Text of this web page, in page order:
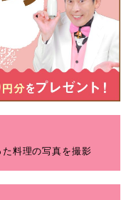
料理の写真を撮影